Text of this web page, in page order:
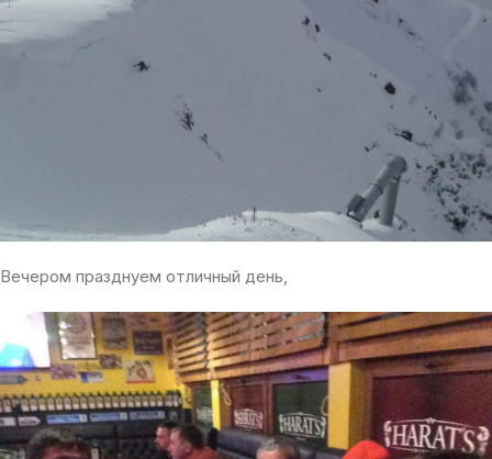
Вечером празднуем отличный день,